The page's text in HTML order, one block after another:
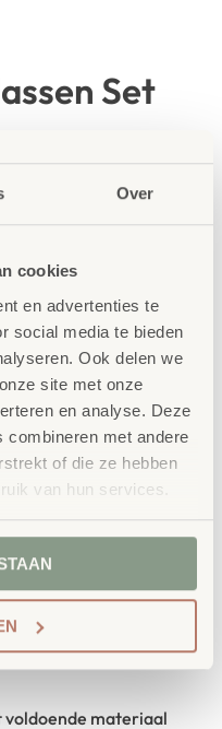
Over
cookies
en advertenties te
social media te bieden
Ook delen we
site met onze
en analyse. Deze
combineren met andere
of die ze hebben
van hun services.
Set
behoeve van circa
met
actief
filterkiezels
1, 2.
materiaal